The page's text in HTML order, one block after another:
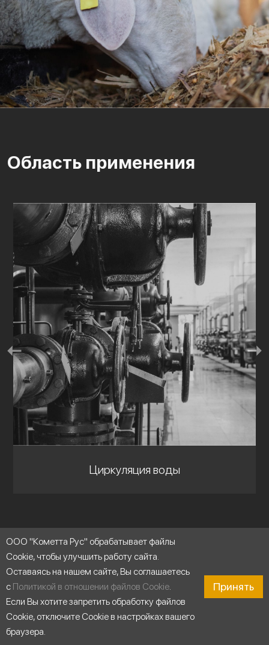
Область применения
Циркуляция воды
ООО "Кометта Рус" обрабатывает файлы
Cookie, чтобы улучшить работу сайта.
Оставаясь на нашем сайте, Вы соглашаетесь
с Политикой в отношении файлов Cookie.
Если Вы хотите запретить обработку файлов
Cookie, отключите Cookie в настройках вашего
браузера.
Принять